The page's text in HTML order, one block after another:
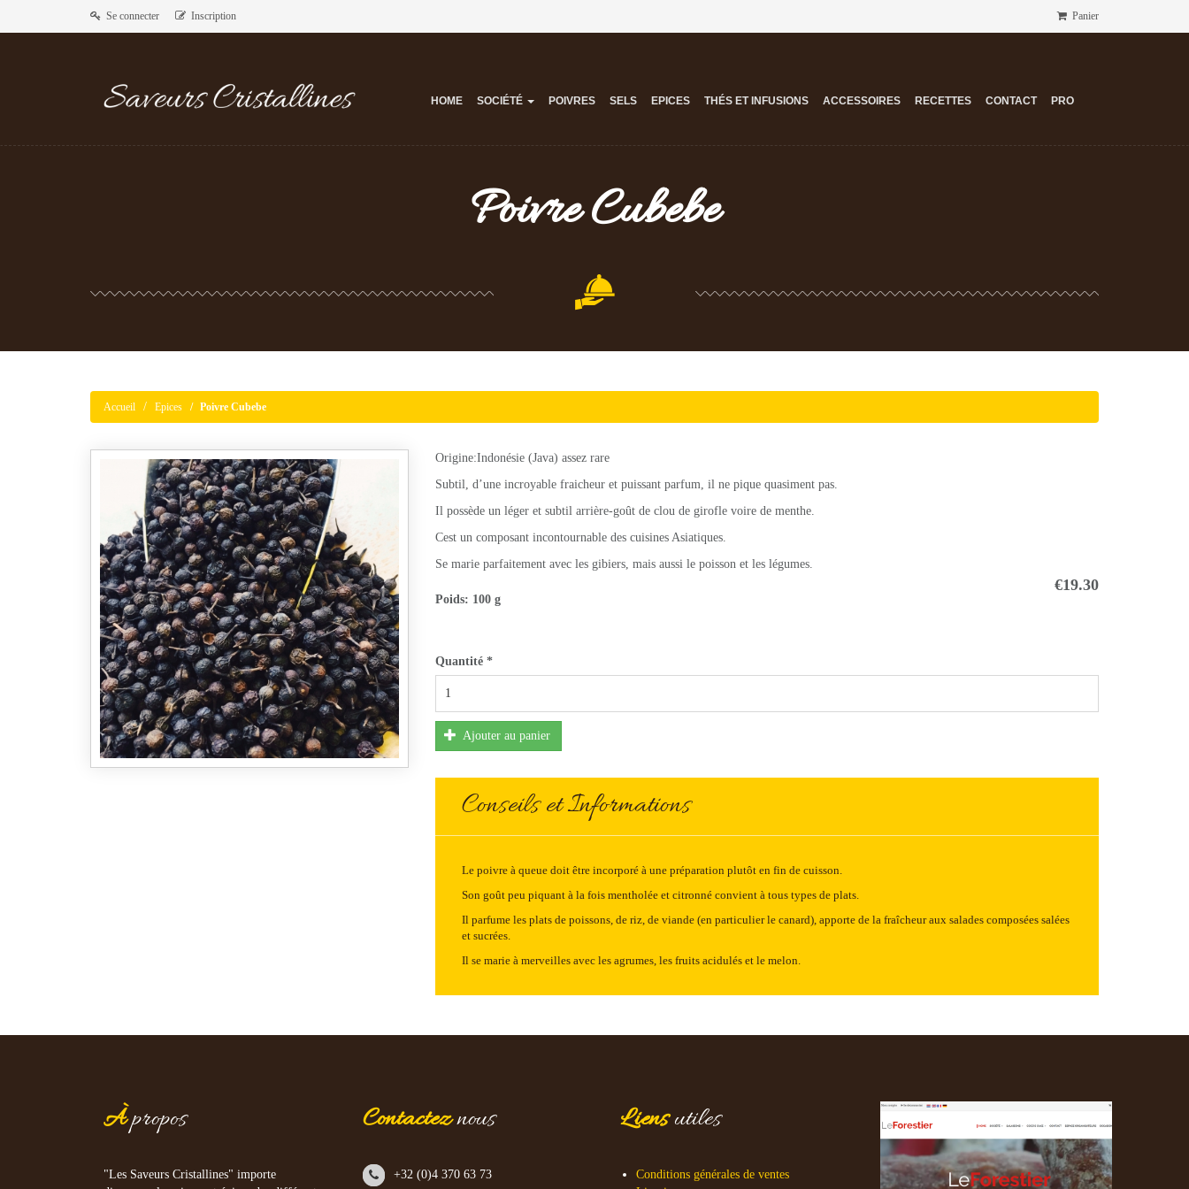
Se connecter Inscription Panier
HOME SOCIÉTÉ POIVRES SELS EPICES THÉS ET INFUSIONS ACCESSOIRES RECETTES CONTACT PRO
Poivre Cubebe
Accueil Epices Poivre Cubebe
Origine:Indonésie (Java) assez rare
Subtil, d’une incroyable fraicheur et puissant parfum, il ne pique quasiment pas.
Il possède un léger et subtil arrière-goût de clou de girofle voire de menthe.
Cest un composant incontournable des cuisines Asiatiques.
Se marie parfaitement avec les gibiers, mais aussi le poisson et les légumes.
€19.30
Poids: 100 g
Quantité *
Ajouter au panier
Conseils et Informations
Le poivre à queue doit être incorporé à une préparation plutôt en fin de cuisson.
Son goût peu piquant à la fois mentholée et citronné convient à tous types de plats.
Il parfume les plats de poissons, de riz, de viande (en particulier le canard), apporte de la fraîcheur aux salades composées salées
et sucrées.
Il se marie à merveilles avec les agrumes, les fruits acidulés et le melon.
Àpropos
"Les Saveurs Cristallines" importe
Contacteznous
+32 (0)4 370 63 73
Liensutiles
Conditions générales de ventes